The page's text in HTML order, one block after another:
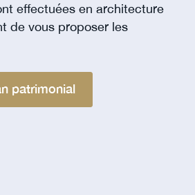
effectuées en architecture
de vous proposer les
patrimonial